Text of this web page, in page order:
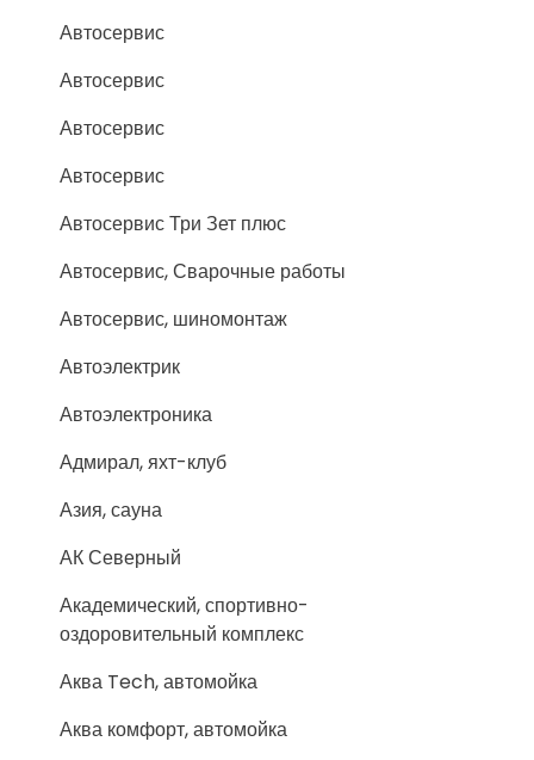
Автосервис
Автосервис
Автосервис
Автосервис
Автосервис Три Зет плюс
Автосервис, Сварочные работы
Автосервис, шиномонтаж
Автоэлектрик
Автоэлектроника
Адмирал, яхт-клуб
Азия, сауна
АК Северный
Академический, спортивно-
оздоровительный комплекс
Аква Tech, автомойка
Аква комфорт, автомойка